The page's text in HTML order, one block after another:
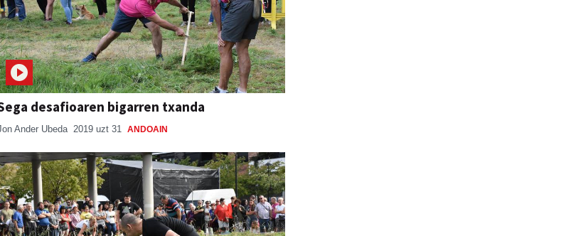
desafioaren bigarren txanda
Ander Ubeda 2019 uzt 31 ANDOAIN